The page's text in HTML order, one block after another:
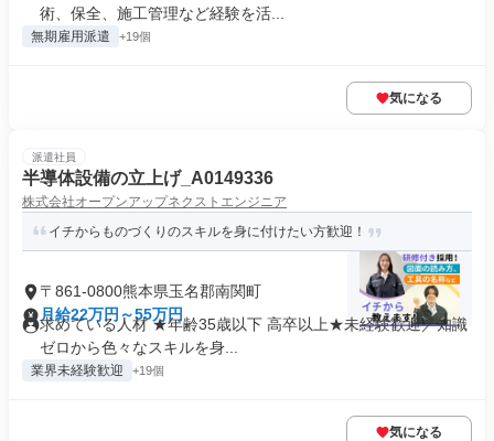
術、保全、施工管理など経験を活...
無期雇用派遣 +19個
気になる
派遣社員
半導体設備の立上げ_A0149336
株式会社オープンアップネクストエンジニア
イチからものづくりのスキルを身に付けたい方歓迎！
〒861-0800熊本県玉名郡南関町
月給22万円～55万円
求めている人材 ★年齢35歳以下 高卒以上★未経験歓迎／知識
ゼロから色々なスキルを身...
業界未経験歓迎 +19個
気になる